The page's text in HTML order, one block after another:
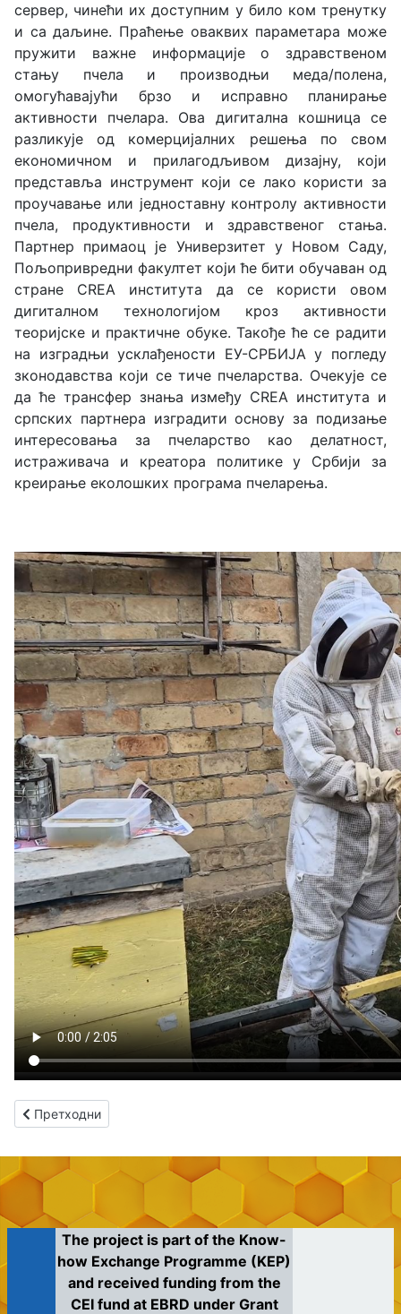
сервер, чинећи их доступним у било ком тренутку
и са даљине. Праћење оваквих параметара може
пружити важне информације о здравственом
стању пчела и производњи меда/полена,
омогућавајући брзо и исправно планирање
активности пчелара. Ова дигитална кошница се
разликује од комерцијалних решења по свом
економичном и прилагодљивом дизајну, који
представља инструмент који се лако користи за
проучавање или једноставну контролу активности
пчела, продуктивности и здравственог стања.
Партнер примаоц је Универзитет у Новом Саду,
Пољопривредни факултет који ће бити обучаван од
стране CREA института да се користи овом
дигиталном технологијом кроз активности
теоријске и практичне обуке. Такође ће се радити
на изградњи усклађености ЕУ-СРБИЈА у погледу
зконодавства који се тиче пчеларства. Очекује се
да ће трансфер знања између CREA института и
српских партнера изградити основу за подизање
интересовања за пчеларство као делатност,
истраживача и креатора политике у Србији за
креирање еколошких програма пчеларења.
Претходни чланак: Пројекат
Претходни
The project is part of the Know-
how Exchange Programme (KEP)
and received funding from the
CEI fund at EBRD under Grant